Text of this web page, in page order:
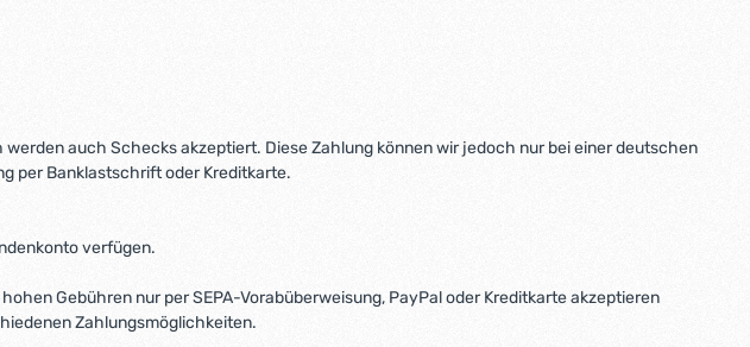
auch Schecks akzeptiert. Diese Zahlung können wir jedoch nur bei einer deutschen
per Banklastschrift oder Kreditkarte.
verfügen.
Gebühren nur per SEPA-Vorabüberweisung, PayPal oder Kreditkarte akzeptieren
Zahlungsmöglichkeiten.